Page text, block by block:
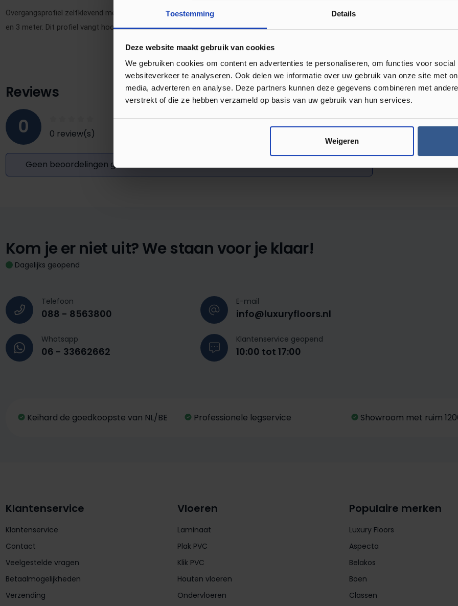
Toestemming Details
Deze website maakt gebruik van cookies
We gebruiken cookies om content en advertenties te personaliseren, om functies voor
websiteverkeer te analyseren. Ook delen we informatie over uw gebruik van onze site met
media, adverteren en analyse. Deze partners kunnen deze gegevens combineren met
verstrekt of die ze hebben verzameld op basis van uw gebruik van hun services.
Weigeren
Overgangsprofiel zelfklevend met plakstrip. Verkrijgbaar in zes kleuren en in twee verschillende formaten 1
en 3 meter. Dit profiel vangt hoogteverschillen van 0 tot 20 mm op moeiteloos op.
Reviews
0 0 review(s)
Review achterlaten
Geen beoordelingen gevonden. Deel uw inzichten met anderen.
Kom je er niet uit?We staan voor je klaar!
Dagelijks geopend
Telefoon
088 - 8563800
E-mail
info@luxuryfloors.nl
Whatsapp
06 - 33662662
Klantenservice geopend
10:00 tot 17:00
Keihard de goedkoopste van NL/BE Professionele legservice Showroom met ruim
Klantenservice
Klantenservice
Contact
Veelgestelde vragen
Betaalmogelijkheden
Verzending
Vloeren
Laminaat
Plak PVC
Klik PVC
Houten vloeren
Ondervloeren
Populaire merken
Luxury Floors
Aspecta
Belakos
Boen
Classen